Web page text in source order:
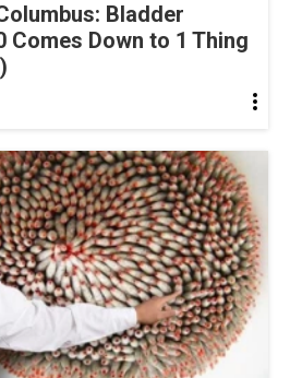
Bladder
Comes Down to 1 Thing